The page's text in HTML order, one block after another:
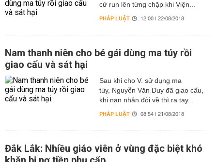
cứ run lên từng chặp khi Viện...
PHÁP LUẬT 12:00 | 22/08/2018
Nam thanh niên cho bé gái dùng ma túy rồi
giao cấu và sát hại
Sau khi cho V. sử dụng ma
túy, Nguyễn Văn Duy đã giao cấu,
khi nạn nhân đòi về thì ra tay...
PHÁP LUẬT 08:54 | 21/08/2018
Đắk Lắk: Nhiều giáo viên ở vùng đặc biệt khó